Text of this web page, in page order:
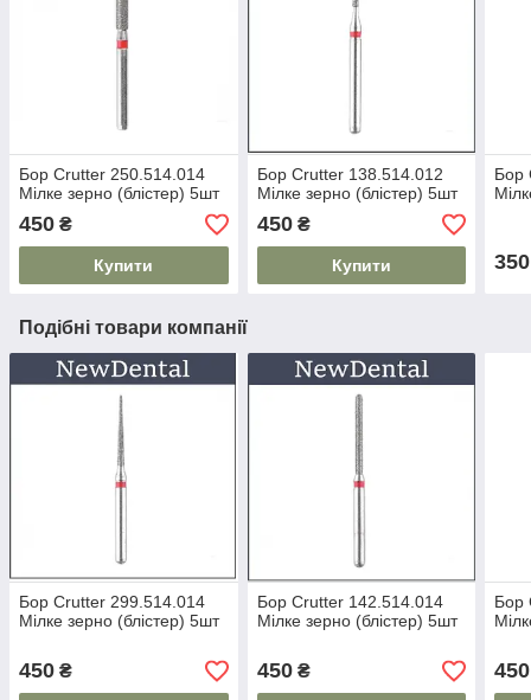
Бор Crutter 250.514.014
Мілке зерно (блістер) 5шт
450 ₴
Купити
Бор Crutter 138.514.012
Мілке зерно (блістер) 5шт
450₴
Купити
Бор
350
Подібні товари компанії
Бор Crutter 299.514.014
Мілке зерно (блістер) 5шт
450 ₴
Бор Crutter 142.514.014
Мілке зерно (блістер) 5шт
450₴
Бор
450